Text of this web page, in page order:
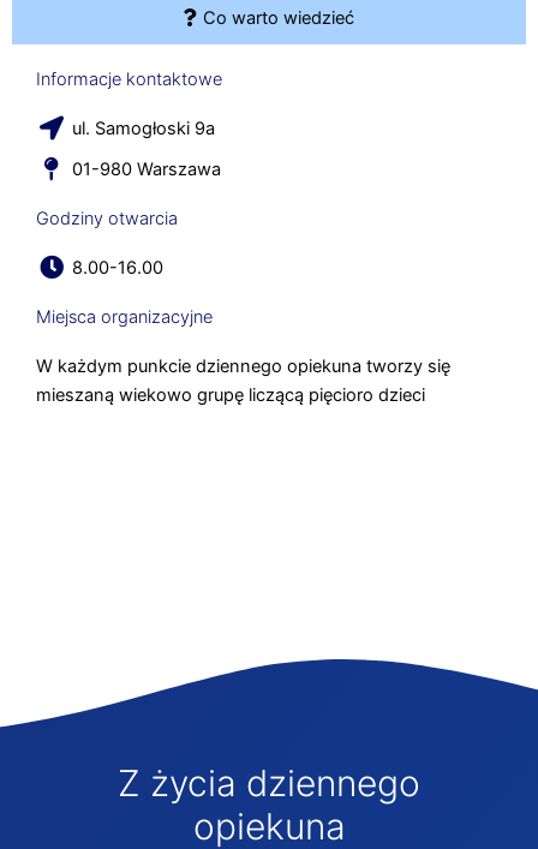
Co warto wiedzieć
Informacje kontaktowe
ul. Samogłoski 9a
01-980 Warszawa
Godziny otwarcia
8.00-16.00
Miejsca organizacyjne
W każdym punkcie dziennego opiekuna tworzy się
mieszaną wiekowo grupę liczącą pięcioro dzieci
Z życia dziennego
opiekuna